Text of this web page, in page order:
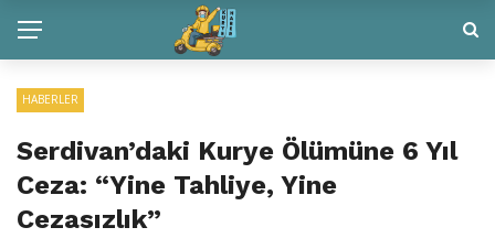
HABERLER
Serdivan’daki Kurye Ölümüne 6 Yıl
Ceza: “Yine Tahliye, Yine
Cezasızlık”